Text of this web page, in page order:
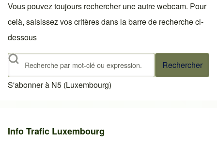
Vous pouvez toujours rechercher une autre webcam. Pour
celà, saisissez vos critères dans la barre de recherche ci-
dessous
Rechercher
S'abonner à N5 (Luxembourg)
Info Trafic Luxembourg